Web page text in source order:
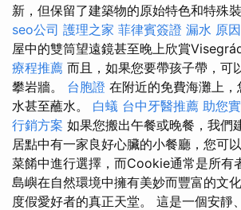
新，但保留了建築物的原始特色和特殊
seo公司 護理之家 菲律賓簽證 漏水 原因
屋中的雙筒望遠鏡甚至晚上欣賞
療程推薦 而且，如果您要帶孩子帶，可
攀岩牆。 台胞證 在附近的免費海灘上
水甚至蘸水。 白蟻 台中牙醫推薦 助您
行銷方案 如果您搬出午餐或晚餐，我們
居點中有一家良好心臟的小餐廳，您可
菜餚中進行選擇，而Cookie通常是所有
島嶼在自然環境中擁有美妙而豐富的文
度假愛好者的真正天堂。 這是一個安靜